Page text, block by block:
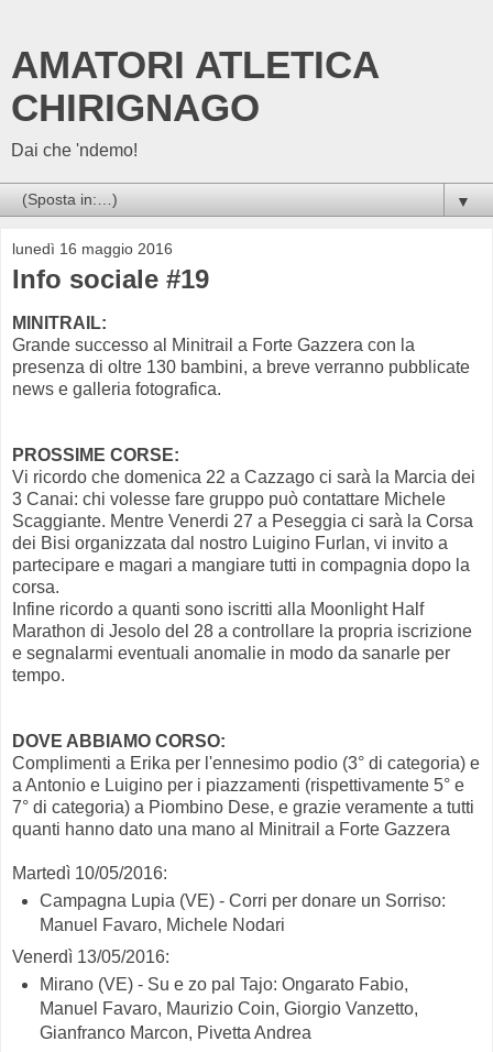
AMATORI ATLETICA
CHIRIGNAGO
Dai che 'ndemo!
▼
lunedì 16 maggio 2016
Info sociale #19
MINITRAIL:
Grande successo al Minitrail a Forte Gazzera con la
presenza di oltre 130 bambini, a breve verranno pubblicate
news e galleria fotografica.
PROSSIME CORSE:
Vi ricordo che domenica 22 a Cazzago ci sarà la Marcia dei
3 Canai: chi volesse fare gruppo può contattare Michele
Scaggiante. Mentre Venerdi 27 a Peseggia ci sarà la Corsa
dei Bisi organizzata dal nostro Luigino Furlan, vi invito a
partecipare e magari a mangiare tutti in compagnia dopo la
corsa.
Infine ricordo a quanti sono iscritti alla Moonlight Half
Marathon di Jesolo del 28 a controllare la propria iscrizione
e segnalarmi eventuali anomalie in modo da sanarle per
tempo.
DOVE ABBIAMO CORSO:
Complimenti a Erika per l'ennesimo podio (3° di categoria) e
a Antonio e Luigino per i piazzamenti (rispettivamente 5° e
7° di categoria) a Piombino Dese, e grazie veramente a tutti
quanti hanno dato una mano al Minitrail a Forte Gazzera
Martedì 10/05/2016:
Campagna Lupia (VE) - Corri per donare un Sorriso:
Manuel Favaro, Michele Nodari
Venerdì 13/05/2016:
Mirano (VE) - Su e zo pal Tajo: Ongarato Fabio,
Manuel Favaro, Maurizio Coin, Giorgio Vanzetto,
Gianfranco Marcon, Pivetta Andrea